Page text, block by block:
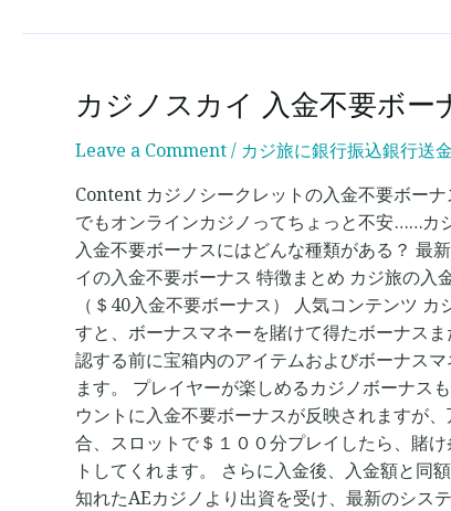
カジノスカイ 入金不要ボ
Leave a Comment/ カジ旅に銀行振込銀行送
Content カジノシークレットの入金不要ボー
でもオンラインカジノってちょっと不安……カ
入金不要ボーナスにはどんな種類がある？ 最
イの入金不要ボーナス 特徴まとめ カジ旅の
（＄40入金不要ボーナス） 人気コンテンツ
すと、ボーナスマネーを賭けて得たボーナス
認する前に宝箱内のアイテムおよびボーナス
ます。 プレイヤーが楽しめるカジノボーナス
ウントに入金不要ボーナスが反映されますが
合、スロットで＄１００分プレイしたら、賭
トしてくれます。 さらに入金後、入金額と
知れたAEカジノより出資を受け、最新のシス
カ
ジ
ノ
ス
カ
イ
入
金
不
要
ボ
ー
ナ
ス
7,777